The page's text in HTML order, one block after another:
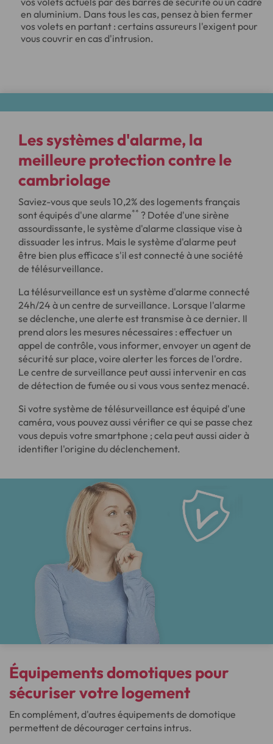
en aluminium. Dans tous les cas, pensez à bien fermer
vos volets en partant : certains assureurs l'exigent pour
vous couvrir en cas d'intrusion.
Les systèmes d'alarme, la
meilleure protection contre le
cambriolage
Saviez-vous que seuls 10,2% des logements français
sont équipés d'une alarme** ? Dotée d'une sirène
assourdissante, le système d'alarme classique vise à
dissuader les intrus. Mais le système d'alarme peut
être bien plus efficace s'il est connecté à une société
de télésurveillance.
La télésurveillance est un système d'alarme connecté
24h/24 à un centre de surveillance. Lorsque l'alarme
se déclenche, une alerte est transmise à ce dernier. Il
prend alors les mesures nécessaires : effectuer un
appel de contrôle, vous informer, envoyer un agent de
sécurité sur place, voire alerter les forces de l'ordre.
Le centre de surveillance peut aussi intervenir en cas
de détection de fumée ou si vous vous sentez menacé.
Si votre système de télésurveillance est équipé d'une
caméra, vous pouvez aussi vérifier ce qui se passe chez
vous depuis votre smartphone ; cela peut aussi aider à
identifier l'origine du déclenchement.
Équipements domotiques pour
sécuriser votre logement
En complément, d'autres équipements de domotique
permettent de décourager certains intrus.